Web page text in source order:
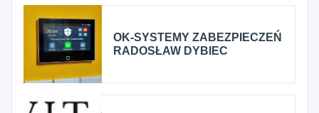
OK-SYSTEMY ZABEZPIECZEŃ
RADOSŁAW DYBIEC